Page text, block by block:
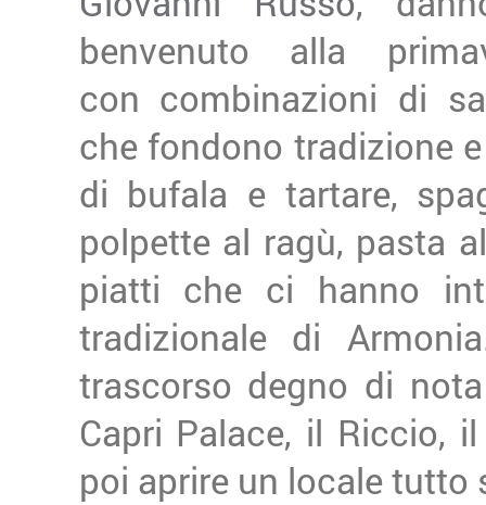
benvenuto alla
con combinazioni di
che fondono tradizione
di bufala e tartare,
polpette al ragù, pasta
piatti che ci hanno
tradizionale di
trascorso degno di
Capri Palace, il Riccio,
poi aprire un locale tutto